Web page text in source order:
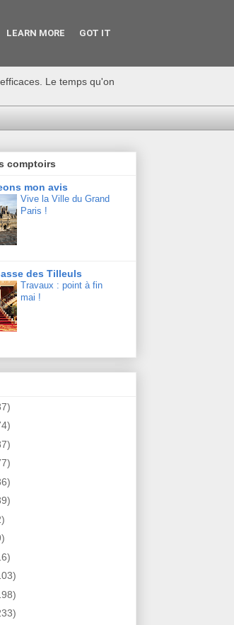
Le temps qu'on
comptoirs
mon avis
Vive la Ville du Grand
Paris !
des Tilleuls
Travaux : point à fin
mai !
LEARN MORE GOT IT